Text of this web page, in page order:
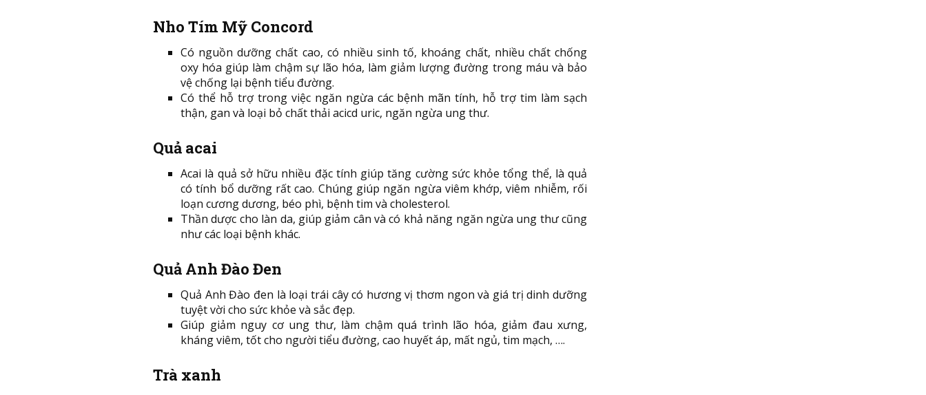
Nho Tím Mỹ Concord
Có nguồn dưỡng chất cao, có nhiều sinh tố, khoáng chất, nhiều chất chống
oxy hóa giúp làm chậm sự lão hóa, làm giảm lượng đường trong máu và bảo
vệ chống lại bệnh tiểu đường.
Có thể hỗ trợ trong việc ngăn ngừa các bệnh mãn tính, hỗ trợ tim làm sạch
thận, gan và loại bỏ chất thải acicd uric, ngăn ngừa ung thư.
Quả acai
Acai là quả sở hữu nhiều đặc tính giúp tăng cường sức khỏe tổng thể, là quả
có tính bổ dưỡng rất cao. Chúng giúp ngăn ngừa viêm khớp, viêm nhiễm, rối
loạn cương dương, béo phì, bệnh tim và cholesterol.
Thần dược cho làn da, giúp giảm cân và có khả năng ngăn ngừa ung thư cũng
như các loại bệnh khác.
Quả Anh Đào Đen
Quả Anh Đào đen là loại trái cây có hương vị thơm ngon và giá trị dinh dưỡng
tuyệt vời cho sức khỏe và sắc đẹp.
Giúp giảm nguy cơ ung thư, làm chậm quá trình lão hóa, giảm đau xưng,
kháng viêm, tốt cho người tiểu đường, cao huyết áp, mất ngủ, tim mạch, ….
Trà xanh